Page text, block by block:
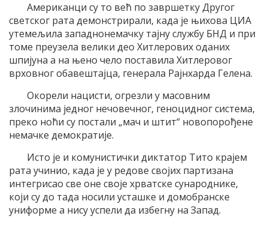
Американци су то већ по завршетку Другог
светског рата демонстрирали, када је њихова ЦИА
утемељила западнонемачку тајну службу БНД и при
томе преузела велики део Хитлерових оданих
шпијуна а на њено чело поставила Хитлеровог
врховног обавештајца, генерала Рајнхарда Гелена.
Окорели нацисти, огрезли у масовним
злочинима једног нечовечног, геноцидног система,
преко ноћи су постали „мач и штит“ новопорођене
немачке демократије.
Исто је и комунистички диктатор Тито крајем
рата учинио, када је у редове својих партизана
интегрисао све оне своје хрватске сународнике,
који су до тада носили усташке и домобранске
униформе а нису успели да избегну на Запад.